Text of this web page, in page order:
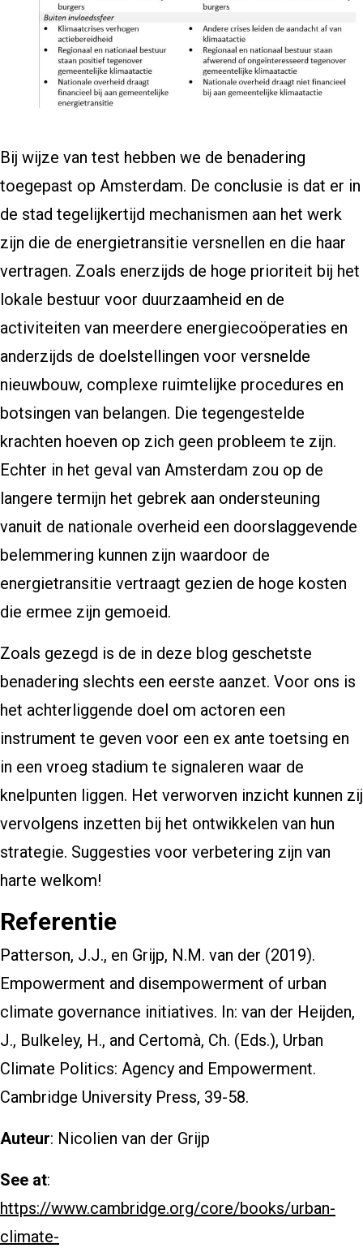
Bij wijze van test hebben we de benadering
toegepast op Amsterdam. De conclusie is dat er in
de stad tegelijkertijd mechanismen aan het werk
zijn die de energietransitie versnellen en die haar
vertragen. Zoals enerzijds de hoge prioriteit bij het
lokale bestuur voor duurzaamheid en de
activiteiten van meerdere energiecoöperaties en
anderzijds de doelstellingen voor versnelde
nieuwbouw, complexe ruimtelijke procedures en
botsingen van belangen. Die tegengestelde
krachten hoeven op zich geen probleem te zijn.
Echter in het geval van Amsterdam zou op de
langere termijn het gebrek aan ondersteuning
vanuit de nationale overheid een doorslaggevende
belemmering kunnen zijn waardoor de
energietransitie vertraagt gezien de hoge kosten
die ermee zijn gemoeid.
Zoals gezegd is de in deze blog geschetste
benadering slechts een eerste aanzet. Voor ons is
het achterliggende doel om actoren een
instrument te geven voor een ex ante toetsing en
in een vroeg stadium te signaleren waar de
knelpunten liggen. Het verworven inzicht kunnen zij
vervolgens inzetten bij het ontwikkelen van hun
strategie. Suggesties voor verbetering zijn van
harte welkom!
Referentie
Patterson, J.J., en Grijp, N.M. van der (2019).
Empowerment and disempowerment of urban
climate governance initiatives. In: van der Heijden,
J., Bulkeley, H., and Certomà, Ch. (Eds.), Urban
Climate Politics: Agency and Empowerment.
Cambridge University Press, 39-58.
Auteur: Nicolien van der Grijp
See at:
https://www.cambridge.org/core/books/urban-
climate-